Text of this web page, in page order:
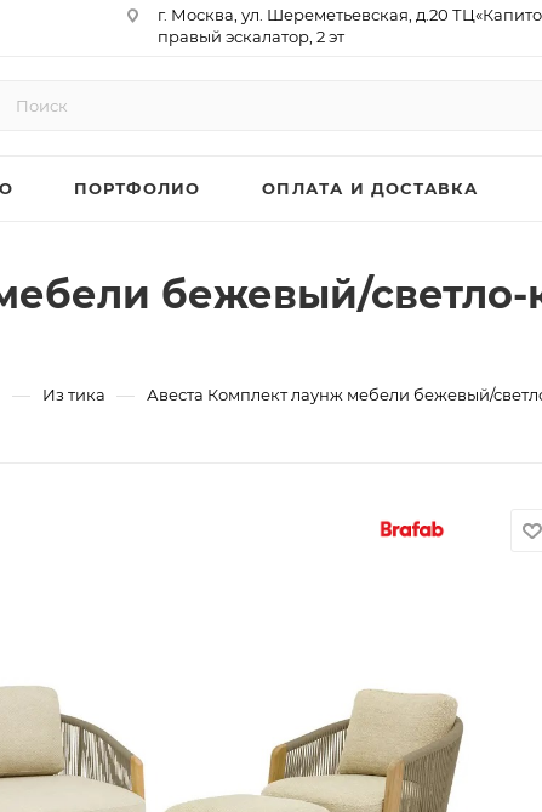
г. Москва, ул. Шереметьевская, д.20
правый эскалатор, 2 эт
р/сч 40702810410000761715
ПОРТФОЛИО ОПЛАТА И ДОСТАВКА
бежевый/
— Из тика — Авеста Комплект лаунж мебели бежевый/